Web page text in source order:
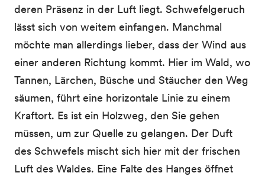
deren Präsenz in der Luft liegt. Schwefelgeruch
lässt sich von weitem einfangen. Manchmal
möchte man allerdings lieber, dass der Wind aus
einer anderen Richtung kommt. Hier im Wald, wo
Tannen, Lärchen, Büsche und Stäucher den Weg
säumen, führt eine horizontale Linie zu einem
Kraftort. Es ist ein Holzweg, den Sie gehen
müssen, um zur Quelle zu gelangen. Der Duft
des Schwefels mischt sich hier mit der frischen
Luft des Waldes. Eine Falte des Hanges öffnet